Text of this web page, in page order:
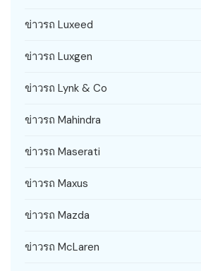
ข่าวรถ Luxeed
ข่าวรถ Luxgen
ข่าวรถ Lynk & Co
ข่าวรถ Mahindra
ข่าวรถ Maserati
ข่าวรถ Maxus
ข่าวรถ Mazda
ข่าวรถ McLaren